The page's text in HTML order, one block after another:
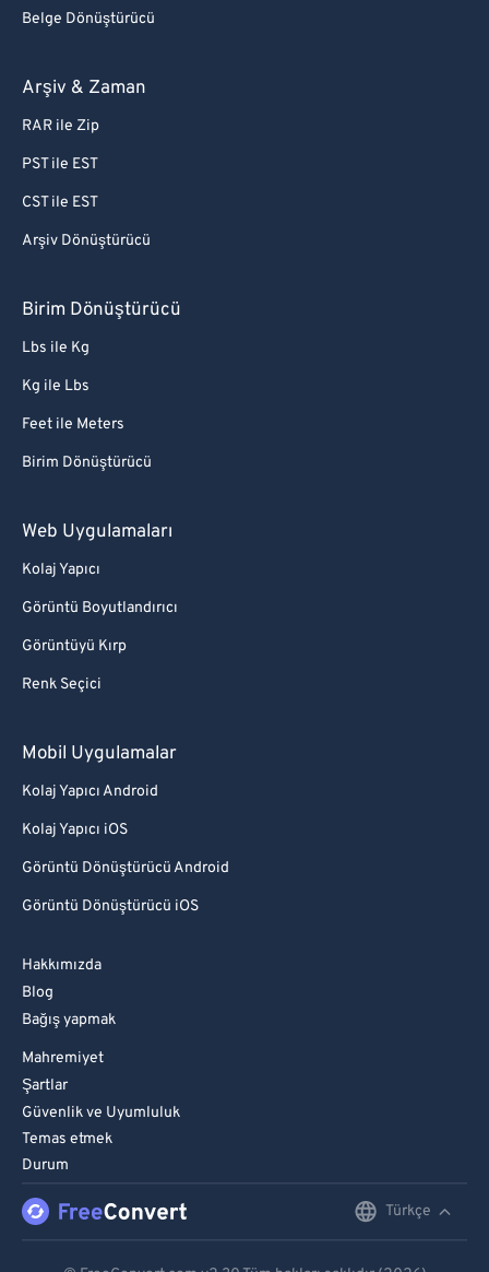
Belge Dönüştürücü
Arşiv & Zaman
RAR ile Zip
PST ile EST
CST ile EST
Arşiv Dönüştürücü
Birim Dönüştürücü
Lbs ile Kg
Kg ile Lbs
Feet ile Meters
Birim Dönüştürücü
Web Uygulamaları
Kolaj Yapıcı
Görüntü Boyutlandırıcı
Görüntüyü Kırp
Renk Seçici
Mobil Uygulamalar
Kolaj Yapıcı Android
Kolaj Yapıcı iOS
Görüntü Dönüştürücü Android
Görüntü Dönüştürücü iOS
Hakkımızda
Blog
Bağış yapmak
Mahremiyet
Şartlar
Güvenlik ve Uyumluluk
Temas etmek
Durum
Türkçe